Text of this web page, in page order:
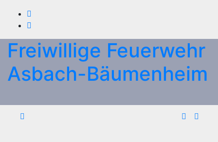
Inhalt
springen
Freiwillige Feuerwehr
Asbach-Bäumenheim